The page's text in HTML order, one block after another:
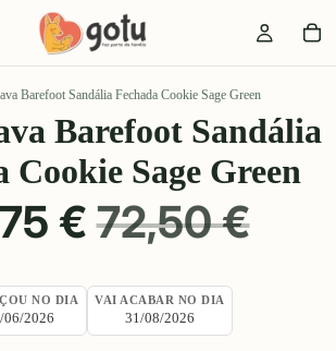
Barefoot Sandália Fechada Cookie Sage Green
Barefoot Sandália
Cookie Sage Green
€PREÇO
NORMAL
72,50 €
NO DIA
06/2026
VAI ACABAR NO DIA
31/08/2026